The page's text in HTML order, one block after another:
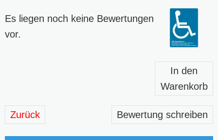
In den
Warenkorb
Es liegen noch keine Bewertungen
vor.
Bewertung schreiben
Zurück